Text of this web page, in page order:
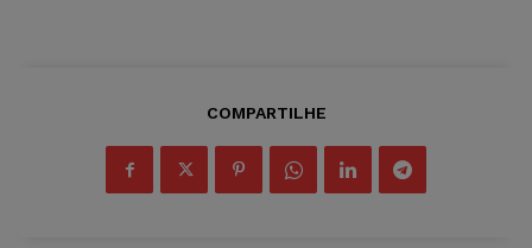
COMPARTILHE